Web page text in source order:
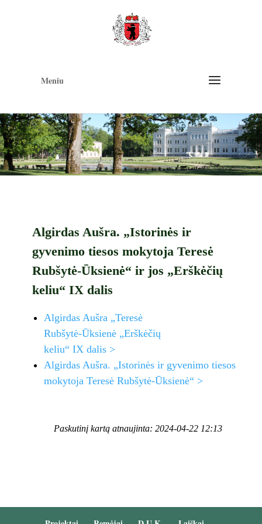
Meniu
Algirdas Aušra. „Istorinės ir
gyvenimo tiesos mokytoja Teresė
Rubšytė-Ūksienė“ ir jos „Erškėčių
keliu“ IX dalis
Algirdas Aušra „Teresė
Rubšytė-Ūksienė „Erškėčių
keliu“ IX dalis >
Algirdas Aušra. „Istorinės ir gyvenimo tiesos
mokytoja Teresė Rubšytė-Ūksienė“ >
Paskutinį kartą atnaujinta: 2024-04-22 12:13